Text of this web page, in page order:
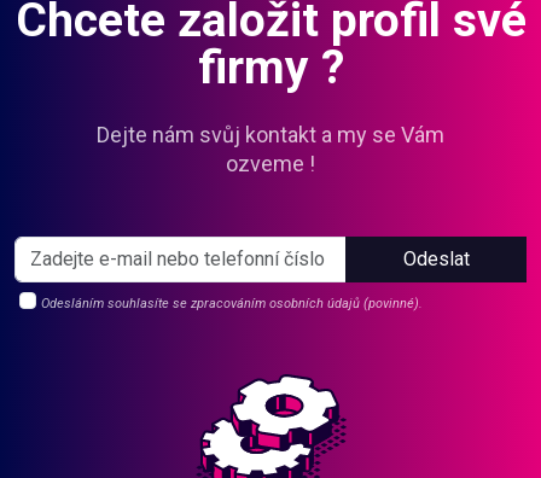
Chcete založit profil své
firmy ?
Dejte nám svůj kontakt a my se Vám
ozveme !
Odeslat
Odesláním souhlasíte se zpracováním osobních údajů (povinné).